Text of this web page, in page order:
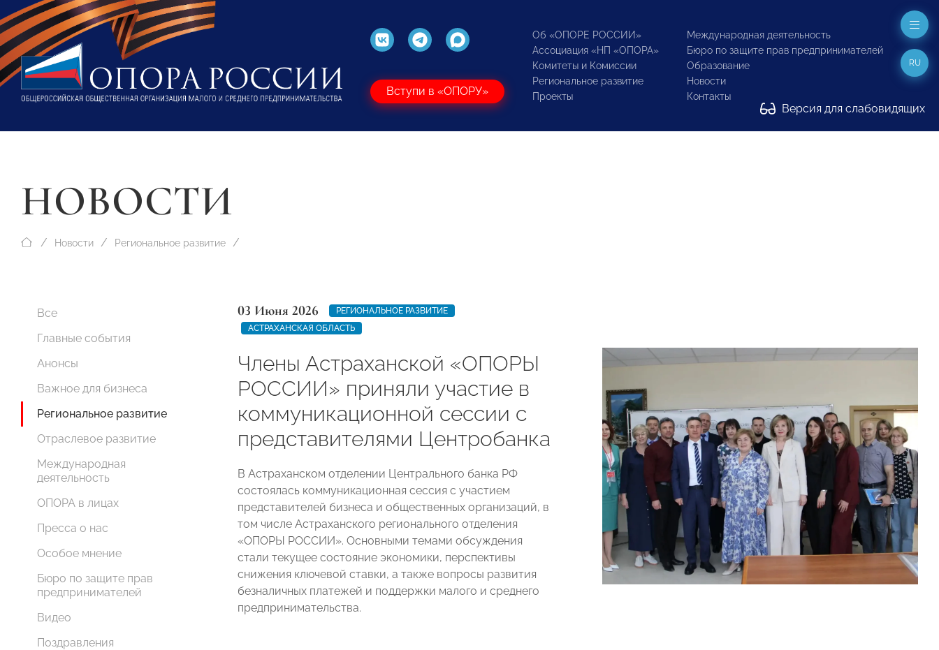
Вступи в «ОПОРУ»
Об «ОПОРЕ РОССИИ»
Ассоциация «НП «ОПОРА»
Комитеты и Комиссии
Региональное развитие
Проекты
Международная деятельность
Бюро по защите прав предпринимателей
Образование
Новости
Контакты
Версия для слабовидящих
RU
НОВОСТИ
Новости Региональное развитие
Все
Главные события
Анонсы
Важное для бизнеса
Региональное развитие
Отраслевое развитие
Международная
деятельность
ОПОРА в лицах
Пресса о нас
Особое мнение
Бюро по защите прав
предпринимателей
Видео
Поздравления
03 Июня 2026
РЕГИОНАЛЬНОЕ РАЗВИТИЕ
АСТРАХАНСКАЯ ОБЛАСТЬ
Члены Астраханской «ОПОРЫ
РОССИИ» приняли участие в
коммуникационной сессии с
представителями Центробанка
В Астраханском отделении Центрального банка РФ
состоялась коммуникационная сессия с участием
представителей бизнеса и общественных организаций, в
том числе Астраханского регионального отделения
«ОПОРЫ РОССИИ». Основными темами обсуждения
стали текущее состояние экономики, перспективы
снижения ключевой ставки, а также вопросы развития
безналичных платежей и поддержки малого и среднего
предпринимательства.